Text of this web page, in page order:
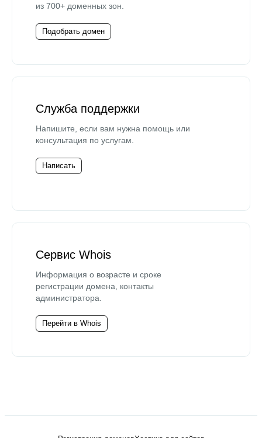
из 700+ доменных зон.
Подобрать домен
Служба поддержки
Напишите, если вам нужна помощь или
консультация по услугам.
Написать
Сервис Whois
Информация о возрасте и сроке
регистрации домена, контакты
администратора.
Перейти в Whois